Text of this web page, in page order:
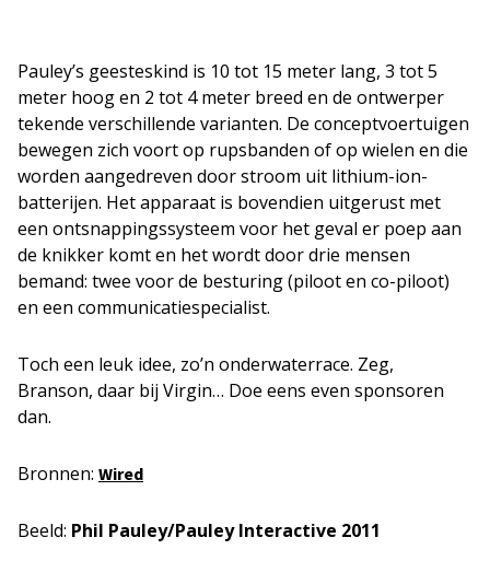
Pauley’s geesteskind is 10 tot 15 meter lang, 3 tot 5
meter hoog en 2 tot 4 meter breed en de ontwerper
tekende verschillende varianten. De conceptvoertuigen
bewegen zich voort op rupsbanden of op wielen en die
worden aangedreven door stroom uit lithium-ion-
batterijen. Het apparaat is bovendien uitgerust met
een ontsnappingssysteem voor het geval er poep aan
de knikker komt en het wordt door drie mensen
bemand: twee voor de besturing (piloot en co-piloot)
en een communicatiespecialist.
Toch een leuk idee, zo’n onderwaterrace. Zeg,
Branson, daar bij Virgin… Doe eens even sponsoren
dan.
Bronnen: Wired
Beeld: Phil Pauley/Pauley Interactive 2011